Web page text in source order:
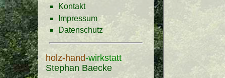
Kontakt
Impressum
Datenschutz
holz-hand-wirkstatt
Stephan Baecke